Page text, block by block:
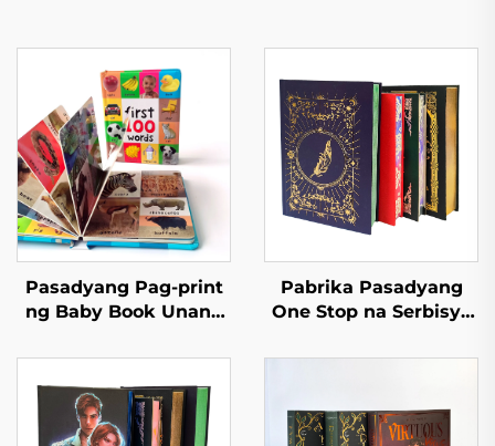
Pasadyang Pag-print
ng Baby Book Unang
Edukasyon na
Hardcover na Board
Book
Pabrika Pasadyang
One Stop na Serbisyo
Mataas na Kalidad na
print ng Libro
Hardcover na Photo